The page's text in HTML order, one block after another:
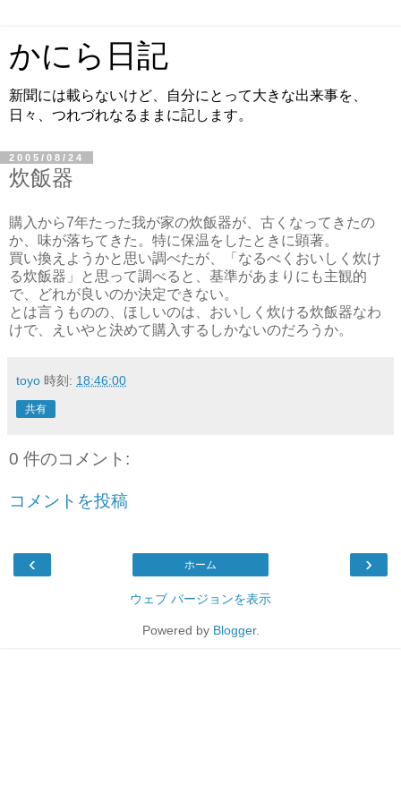
かにら日記
新聞には載らないけど、自分にとって大きな出来事を、
日々、つれづれなるままに記します。
2005/08/24
炊飯器
購入から7年たった我が家の炊飯器が、古くなってきたの
か、味が落ちてきた。特に保温をしたときに顕著。
買い換えようかと思い調べたが、「なるべくおいしく炊け
る炊飯器」と思って調べると、基準があまりにも主観的
で、どれが良いのか決定できない。
とは言うものの、ほしいのは、おいしく炊ける炊飯器なわ
けで、えいやと決めて購入するしかないのだろうか。
toyo 時刻: 18:46:00
共有
0 件のコメント:
コメントを投稿
‹ ›
ホーム
ウェブ バージョンを表示
Powered by Blogger.